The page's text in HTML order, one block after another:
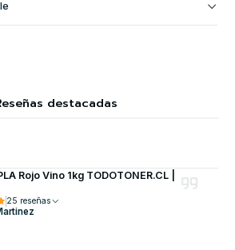
destacadas
Rojo Vino 1kg TODOTONER.CL |
25 reseñas